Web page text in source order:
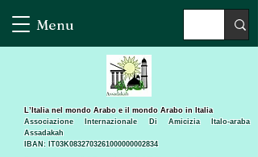
Menu
L’Italia nel mondo Arabo e il mondo Arabo in Italia
Associazione Internazionale Di Amicizia Italo-araba
Assadakah
IBAN: IT03K0832703261000000002834